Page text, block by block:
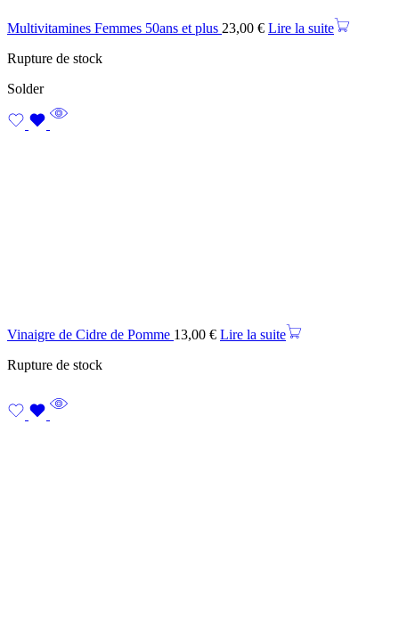
Multivitamines Femmes 50ans et plus 23,00 € Lire la suite
Rupture de stock
Solder
Vinaigre de Cidre de Pomme 13,00 € Lire la suite
Rupture de stock